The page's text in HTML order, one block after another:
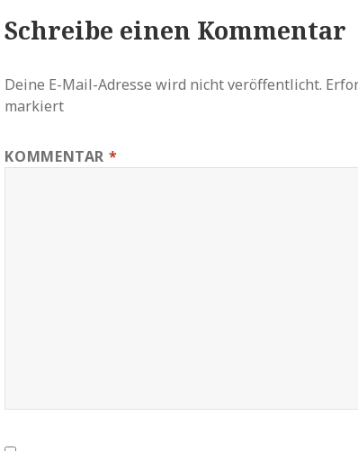
Schreibe einen Kommentar
Deine E-Mail-Adresse wird nicht veröffentlicht.
markiert
KOMMENTAR *